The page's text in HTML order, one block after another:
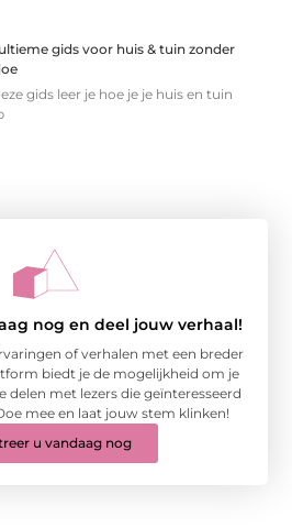
gids voor huis & tuin zonder
gids leer je hoe je je huis en tuin
nog en deel jouw verhaal!
of verhalen met een breder
biedt je de mogelijkheid om je
delen met lezers die geïnteresseerd
mee en laat jouw stem klinken!
u vandaag nog